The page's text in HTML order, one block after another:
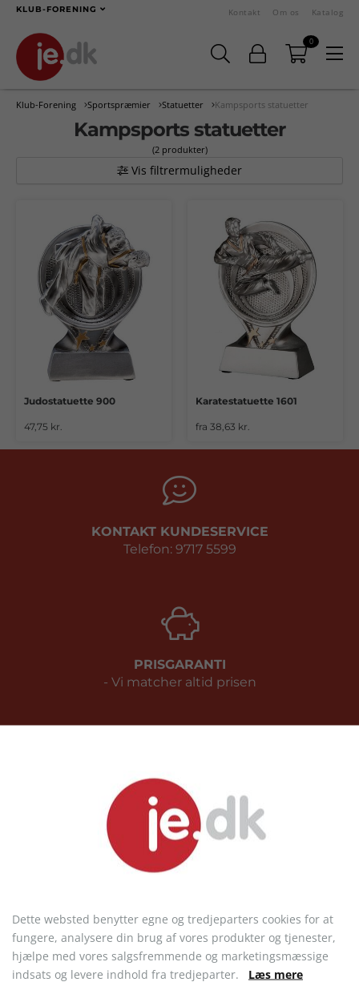
KLUB-FORENING Kontakt Om os Katalog
0
Klub-Forening Sportspræmier Statuetter Kampsports statuetter
Kampsports statuetter
(2 produkter)
Vis filtrermuligheder
Judostatuette 900
47,75 kr.
Karatestatuette 1601
fra 38,63 kr.
KONTAKT KUNDESERVICE
Telefon: 9717 5599
PRISGARANTI
- Vi matcher altid prisen
30 DAGES FULD RETURRET
- Ved køb af vare uden logo
FAQ
Handelsbetingelser
Dette websted benytter egne og tredjeparters cookies for at
fungere, analysere din brug af vores produkter og tjenester,
hjælpe med vores salgsfremmende og marketingsmæssige
indsats og levere indhold fra tredjeparter. Læs mere